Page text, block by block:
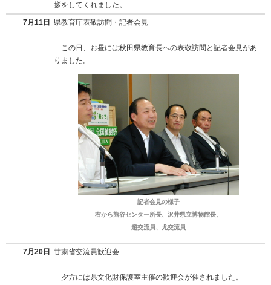
拶をしてくれました。
7月11日 県教育庁表敬訪問・記者会見
この日、お昼には秋田県教育長への表敬訪問と記者会見があ
りました。
記者会見の様子
右から熊谷センター所長、沢井県立博物館長、
趙交流員、尤交流員
7月20日 甘粛省交流員歓迎会
夕方には県文化財保護室主催の歓迎会が催されました。